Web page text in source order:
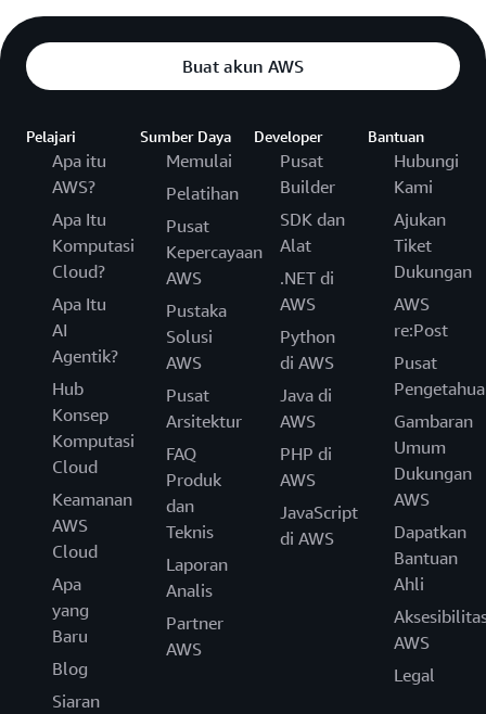
Buat akun AWS
Pelajari
Apa itu
AWS?
Apa Itu
Komputasi
Cloud?
Apa Itu
AI
Agentik?
Hub
Konsep
Komputasi
Cloud
Keamanan
AWS
Cloud
Apa
yang
Baru
Blog
Siaran
Sumber Daya
Memulai
Pelatihan
Pusat
Kepercayaan
AWS
Pustaka
Solusi
AWS
Pusat
Arsitektur
FAQ
Produk
dan
Teknis
Laporan
Analis
Partner
AWS
Developer
Pusat
Builder
SDK dan
Alat
.NET di
AWS
Python
di AWS
Java di
AWS
PHP di
AWS
JavaScript
di AWS
Bantuan
Hubungi
Kami
Ajukan
Tiket
Dukungan
AWS
re:Post
Pusat
Gambaran
Umum
Dukungan
AWS
Dapatkan
Bantuan
Ahli
AWS
Legal